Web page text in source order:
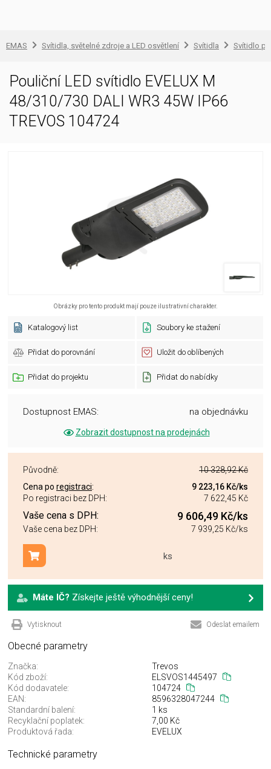
EMAS Svítidla, světelné zdroje a LED osvětlení Svítidla Svítidlo
Pouliční LED svítidlo EVELUX M
48/310/730 DALI WR3 45W IP66
TREVOS 104724
Obrázky pro tento produkt mají pouze ilustrativní charakter.
Katalogový list Soubory ke stažení
Přidat do porovnání Uložit do oblíbených
Přidat do projektu Přidat do nabídky
Dostupnost EMAS: na objednávku
Zobrazit dostupnost na prodejnách
Původně:
10 328,92 Kč
Cena po registraci: 9 223,16 Kč/ks
Po registraci bez DPH:
7 622,45 Kč
Vaše cena s DPH: 9 606,49 Kč/ks
Vaše cena bez DPH: 7 939,25 Kč/ks
ks
Přidat do košíku
Máte IČ? Získejte ještě výhodnější ceny!
Vytisknout Odeslat emailem
Obecné parametry
Značka:
Trevos
Kód zboží:
ELSVOS1445497
Kód dodavatele:
104724
EAN:
8596328047244
Standardní balení:
1 ks
Recyklační poplatek:
7,00 Kč
Produktová řada:
EVELUX
Technické parametry